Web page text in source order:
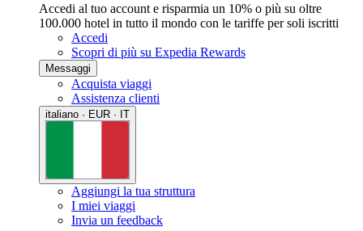
Accedi al tuo account e risparmia un 10% o più su oltre
100.000 hotel in tutto il mondo con le tariffe per soli iscritti
Accedi
Scopri di più su Expedia Rewards
Messaggi
Acquista viaggi
Assistenza clienti
italiano · EUR · IT
Aggiungi la tua struttura
I miei viaggi
Invia un feedback